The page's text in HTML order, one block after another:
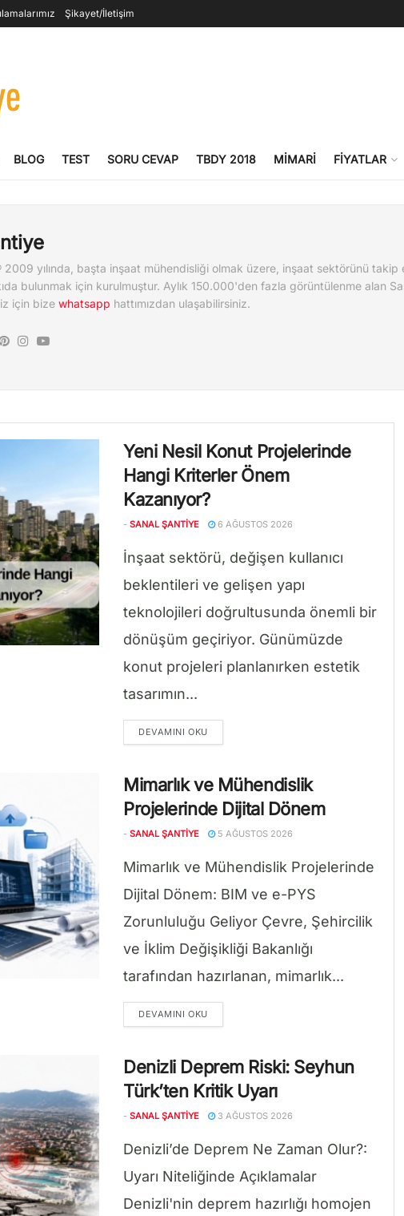
Şikayet/İletişim
BLOG TEST SORU CEVAP TBDY 2018 MIMARI FIYATLAR
2009 yılında, başta inşaat mühendisliği olmak üzere, inşaat sektörünü takip
bulunmak için kurulmuştur. Aylık 150.000'den fazla görüntülenme alan
için bize whatsapp hattımızdan ulaşabilirsiniz.
Yeni Nesil Konut Projelerinde
Hangi Kriterler Önem
Kazanıyor?
- SANAL ŞANTIYE 6 AĞUSTOS 2026
İnşaat sektörü, değişen kullanıcı
beklentileri ve gelişen yapı
teknolojileri doğrultusunda önemli bir
dönüşüm geçiriyor. Günümüzde
konut projeleri planlanırken estetik
tasarımın...
DEVAMINI OKUDETAILS
Mimarlık ve Mühendislik
Projelerinde Dijital Dönem
- SANAL ŞANTIYE 5 AĞUSTOS 2026
Mimarlık ve Mühendislik Projelerinde
Dijital Dönem: BIM ve e-PYS
Zorunluluğu Geliyor Çevre, Şehircilik
ve İklim Değişikliği Bakanlığı
tarafından hazırlanan, mimarlık...
DEVAMINI OKUDETAILS
Denizli Deprem Riski: Seyhun
Türk’ten Kritik Uyarı
- SANAL ŞANTIYE 3 AĞUSTOS 2026
Denizli’de Deprem Ne Zaman Olur?:
Uyarı Niteliğinde Açıklamalar
Denizli'nin deprem hazırlığı homojen